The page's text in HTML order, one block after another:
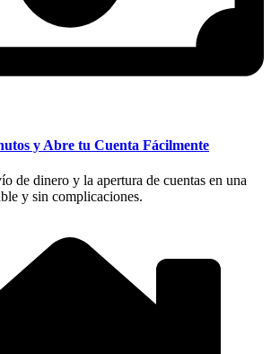
y Abre tu Cuenta Fácilmente
de dinero y la apertura de cuentas en una
y sin complicaciones.